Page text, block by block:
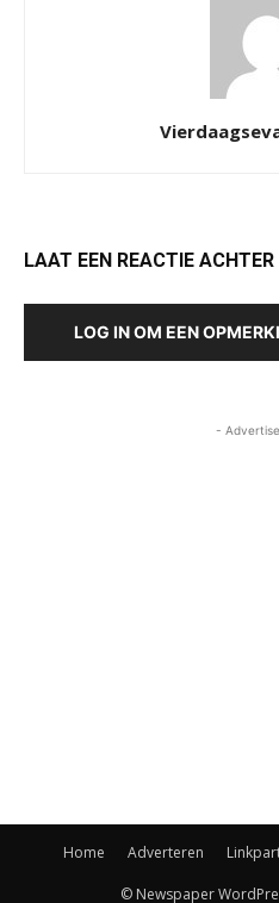
LAAT EEN REACTIE ACHTER
LOG IN OM EEN
-
Home Adverteren
© Newspaper